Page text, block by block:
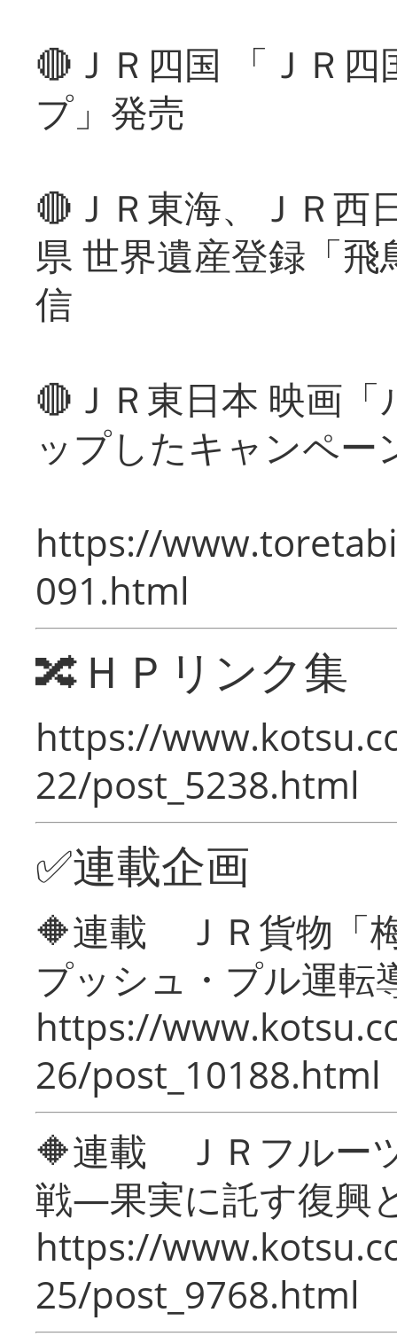
🔴ＪＲ四国 「ＪＲ
プ」発売
🔴ＪＲ東海、ＪＲ西
県 世界遺産登録「
信
🔴ＪＲ東日本 映画
ップしたキャンペー
https://
091.html
🔀ＨＰリンク集
https://
22/post_5238.html
✅連載企画
🔶連載 ＪＲ貨物「
プッシュ・プル運転
https://
26/post_10188.html
🔶連載 ＪＲフルー
戦―果実に託す復興
https://
25/post_9768.html